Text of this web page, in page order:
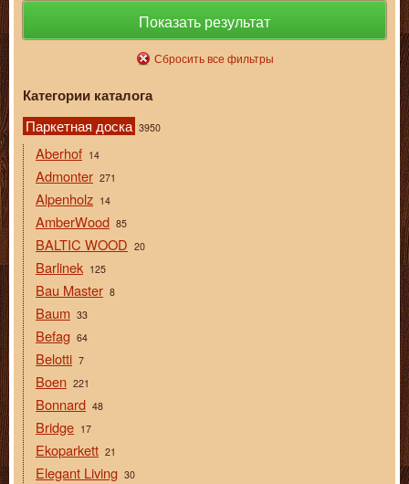
Показать результат
Сбросить все фильтры
Категории каталога
Паркетная доска 3950
Aberhof 14
Admonter 271
Alpenholz 14
AmberWood 85
BALTIC WOOD 20
Barlinek 125
Bau Master 8
Baum 33
Befag 64
Belotti 7
Boen 221
Bonnard 48
Bridge 17
Ekoparkett 21
Elegant Living 30